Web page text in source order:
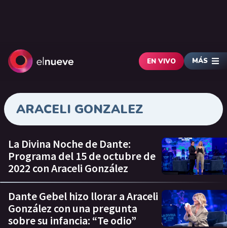
EN VIVO MÁS
ARACELI GONZALEZ
La Divina Noche de Dante:
Programa del 15 de octubre de
2022 con Araceli González
Dante Gebel hizo llorar a Araceli
González con una pregunta
sobre su infancia: “Te odio”